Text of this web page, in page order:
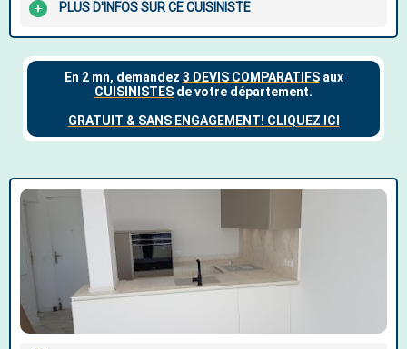
PLUS D'INFOS SUR CE CUISINISTE